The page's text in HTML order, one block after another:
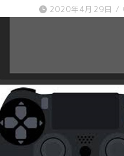
2020年4月29日 /